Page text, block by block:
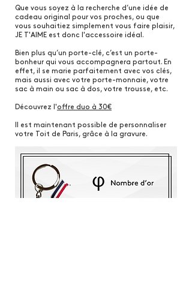
Que vous soyez à la recherche d’une idée de
cadeau original pour vos proches, ou que
vous souhaitiez simplement vous faire plaisir,
JE T'AIME est donc l'accessoire idéal.
Bien plus qu’un porte-clé, c’est un porte-
bonheur qui vous accompagnera partout. En
effet, il se marie parfaitement avec vos clés,
mais aussi avec votre porte-monnaie, votre
sac à main ou sac à dos, votre trousse, etc.
Découvrez l'offre duo à 30€
Il est maintenant possible de personnaliser
votre Toit de Paris, grâce à la gravure.